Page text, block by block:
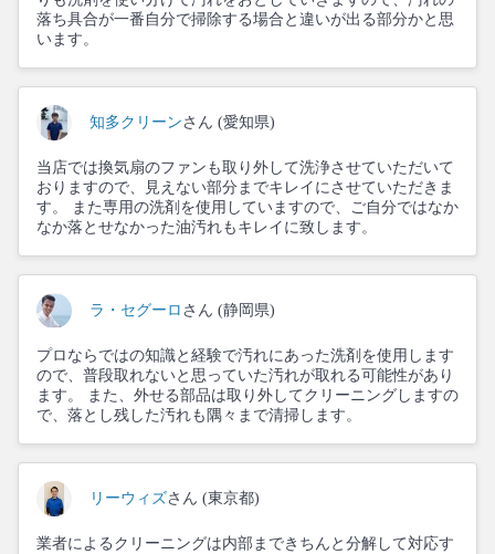
落ち具合が一番自分で掃除する場合と違いが出る部分かと思
います。
知多クリーン さん (愛知県)
当店では換気扇のファンも取り外して洗浄させていただいて
おりますので、見えない部分までキレイにさせていただきま
す。 また専用の洗剤を使用していますので、ご自分ではなか
なか落とせなかった油汚れもキレイに致します。
ラ・セグーロ さん (静岡県)
プロならではの知識と経験で汚れにあった洗剤を使用します
ので、普段取れないと思っていた汚れが取れる可能性があり
ます。 また、外せる部品は取り外してクリーニングしますの
で、落とし残した汚れも隅々まで清掃します。
リーウィズさん (東京都)
業者によるクリーニングは内部まできちんと分解して対応す